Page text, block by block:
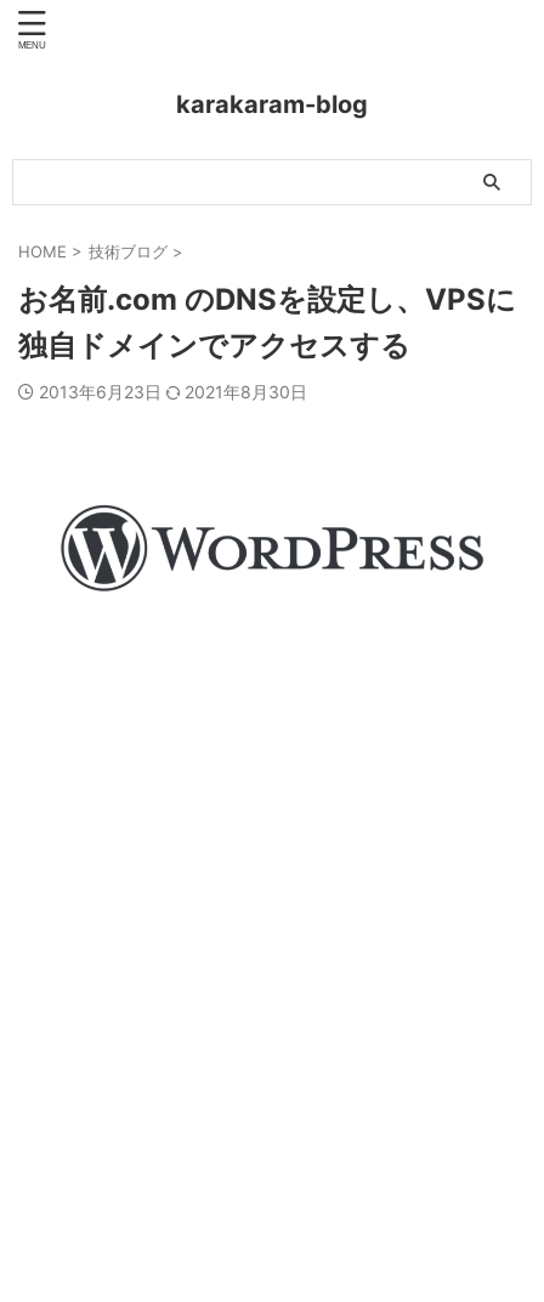
karakaram-blog
HOME > 技術ブログ >
お名前.com のDNSを設定し、VPSに
独自ドメインでアクセスする
2013年6月23日 2021年8月30日